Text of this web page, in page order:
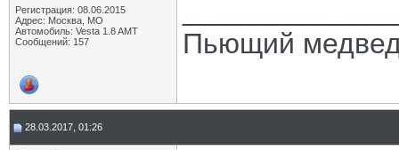
Регистрация: 08.06.2015
Адрес: Москва, МО
Автомобиль: Vesta 1.8 AMT
Сообщений: 157
Пьющий
28.03.2017, 01:26